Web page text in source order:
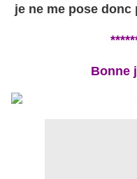
je ne me pose
Bonne